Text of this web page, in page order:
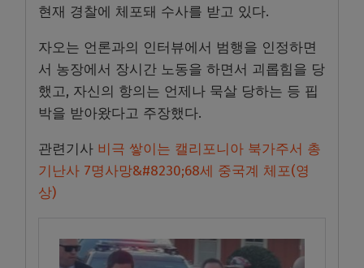
현재 경찰에 체포돼 수사를 받고 있다.
자오는 언론과의 인터뷰에서 범행을 인정하면
서 농장에서 장시간 노동을 하면서 괴롭힘을 당
했고, 자신의 항의는 언제나 묵살 당하는 등 핍
박을 받아왔다고 주장했다.
관련기사 비극 쌓이는 캘리포니아 북가주서 총
기난사 7명사망&#8230;68세 중국계 체포(영
상)